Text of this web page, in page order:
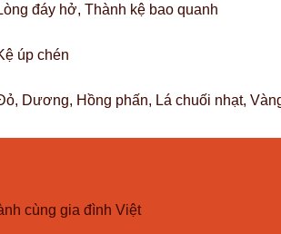
đáy hở, Thành kệ bao quanh
úp chén
Dương, Hồng phấn, Lá chuối nhạt,
cùng gia đình Việt